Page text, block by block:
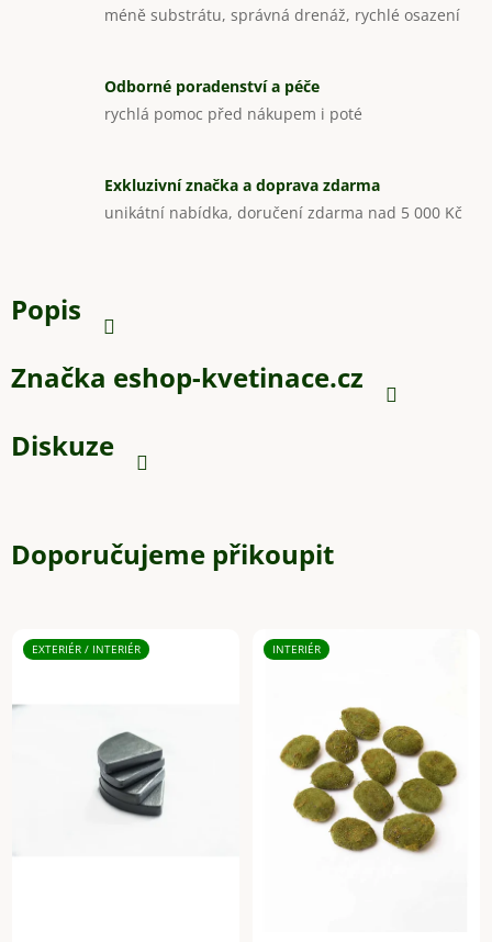
méně substrátu, správná drenáž, rychlé osazení
Odborné poradenství a péče
rychlá pomoc před nákupem i poté
Exkluzivní značka a doprava zdarma
unikátní nabídka, doručení zdarma nad 5 000 Kč
Popis
Značka eshop-kvetinace.cz
Diskuze
Doporučujeme přikoupit
EXTERIÉR / INTERIÉR INTERIÉR